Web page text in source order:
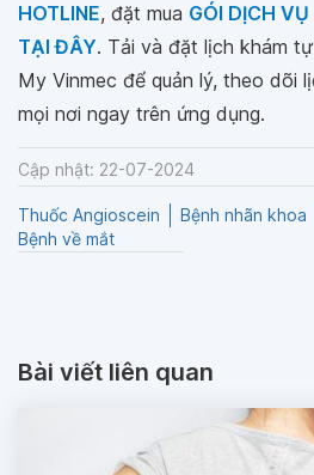
HOTLINE, đặt mua GÓI DỊCH VỤ
TẠI ĐÂY. Tải và đặt lịch khám
My Vinmec để quản lý, theo dõi
mọi nơi ngay trên ứng dụng.
Cập nhật: 22-07-2024
Thuốc Angioscein Bệnh nhãn khoa
Bệnh về mắt
Bài viết liên quan